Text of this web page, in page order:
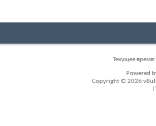
Текущее время:
Powered
Copyright © 2026